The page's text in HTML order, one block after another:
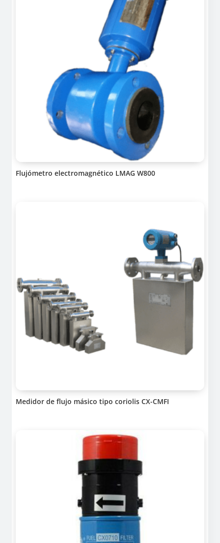
Flujómetro electromagnético LMAG W800
Medidor de flujo másico tipo coriolis CX-CMFI